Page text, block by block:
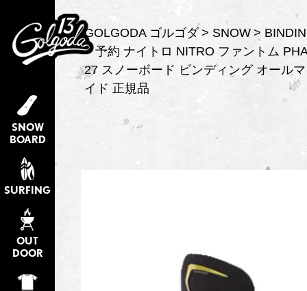
SNOW
BOARD
SURFING
OUT
DOOR
GOLGODA ゴルゴダ SNOW
予約 ナイトロ NITRO ファントム
27 スノーボード ビンディング オール
イド 正規品